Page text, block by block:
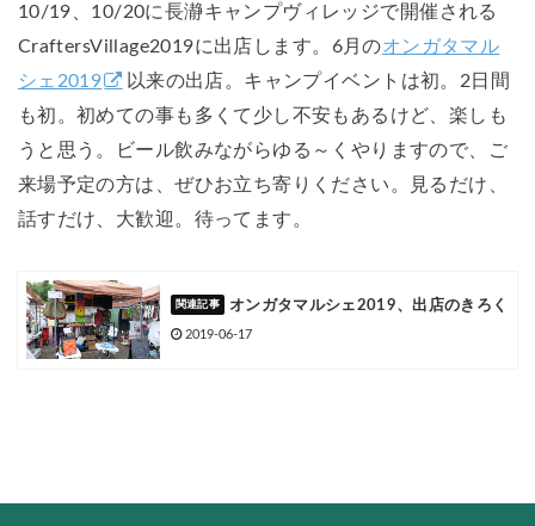
10/19、10/20に長瀞キャンプヴィレッジで開催される
CraftersVillage2019に出店します。6月のオンガタマル
シェ2019
以来の出店。キャンプイベントは初。2日間
も初。初めての事も多くて少し不安もあるけど、楽しも
うと思う。ビール飲みながらゆる～くやりますので、ご
来場予定の方は、ぜひお立ち寄りください。見るだけ、
話すだけ、大歓迎。待ってます。
オンガタマルシェ2019、出店のきろく
2019-06-17